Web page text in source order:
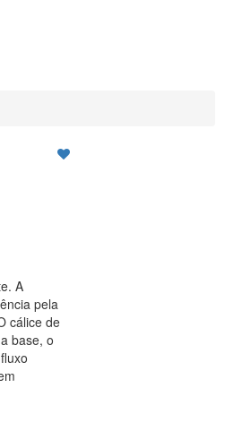
A
pela
cálice de
base, o